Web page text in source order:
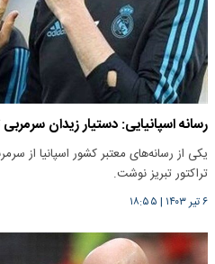
رسانه اسپانیایی: دستیار زیدان
یکی از رسانه‌های معتبر کشور اسپانیا از
تراکتور تبریز نوشت.
۶ تیر ۱۴۰۳ | ۱۸:۵۵